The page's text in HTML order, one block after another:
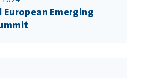
European Emerging